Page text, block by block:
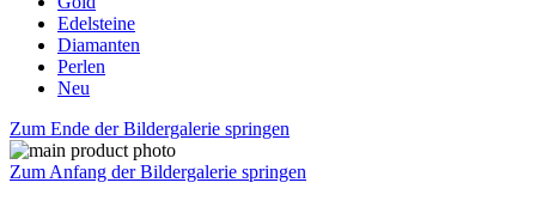
Edelsteine
Diamanten
Perlen
Neu
Zum Ende der Bildergalerie springen
Zum Anfang der Bildergalerie springen